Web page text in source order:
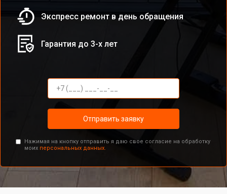
Экспресс ремонт в день обращения
Гарантия до 3-х лет
Отправить заявку
Нажимая на кнопку отправить я даю свое согласие на обработку
моих персональных данных.